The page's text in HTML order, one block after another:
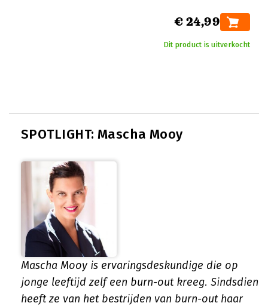
€ 24,99
Dit product is uitverkocht
SPOTLIGHT: Mascha Mooy
Mascha Mooy is ervaringsdeskundige die op
jonge leeftijd zelf een burn-out kreeg. Sindsdien
heeft ze van het bestrijden van burn-out haar